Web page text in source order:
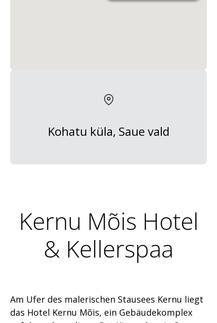
Kohatu küla, Saue vald
Kernu Mõis Hotel
& Kellerspaa
Am Ufer des malerischen Stausees Kernu liegt
das Hotel Kernu Mõis, ein Gebäudekomplex